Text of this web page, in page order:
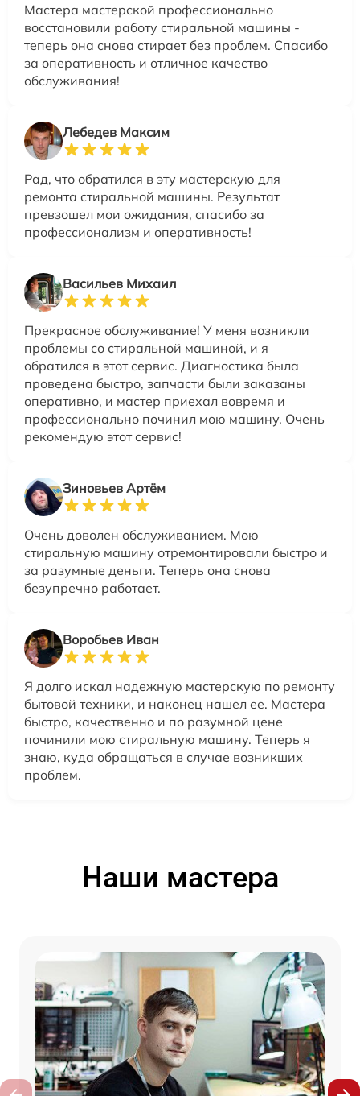
Мастера мастерской профессионально
восстановили работу стиральной машины -
теперь она снова стирает без проблем. Спасибо
за оперативность и отличное качество
обслуживания!
Лебедев Максим
Рад, что обратился в эту мастерскую для
ремонта стиральной машины. Результат
превзошел мои ожидания, спасибо за
профессионализм и оперативность!
Васильев Михаил
Прекрасное обслуживание! У меня возникли
проблемы со стиральной машиной, и я
обратился в этот сервис. Диагностика была
проведена быстро, запчасти были заказаны
оперативно, и мастер приехал вовремя и
профессионально починил мою машину. Очень
рекомендую этот сервис!
Зиновьев Артём
Очень доволен обслуживанием. Мою
стиральную машину отремонтировали быстро и
за разумные деньги. Теперь она снова
безупречно работает.
Воробьев Иван
Я долго искал надежную мастерскую по ремонту
бытовой техники, и наконец нашел ее. Мастера
быстро, качественно и по разумной цене
починили мою стиральную машину. Теперь я
знаю, куда обращаться в случае возникших
проблем.
Наши мастера